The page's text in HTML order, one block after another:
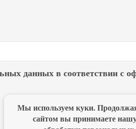
данных в соответствии с
Главная Политика
Мы используем куки.
сайтом вы принимаете